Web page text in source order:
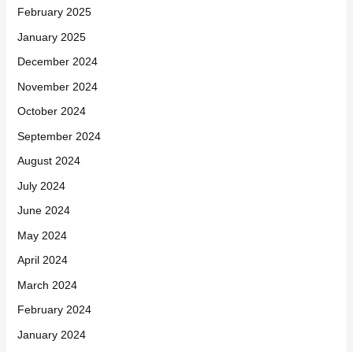
February 2025
January 2025
December 2024
November 2024
October 2024
September 2024
August 2024
July 2024
June 2024
May 2024
April 2024
March 2024
February 2024
January 2024